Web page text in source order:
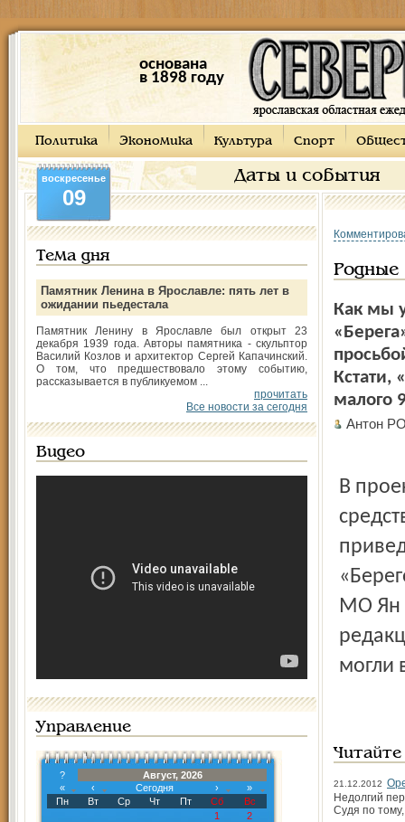
основана
в 1898 году
Политика Экономика Культура Спорт
Даты и события
воскресенье
09
Тема дня
Памятник Ленина в Ярославле: пять лет в
ожидании пьедестала
Памятник Ленину в Ярославле был открыт 23
декабря 1939 года. Авторы памятника - скульптор
Василий Козлов и архитектор Сергей Капачинский.
О том, что предшествовало этому событию,
рассказывается в публикуемом ...
прочитать
Все новости за сегодня
Видео
Управление
?
Август, 2026
«
‹ Сегодня ›
»
Пн
Вт Ср Чт Пт Сб
Вс
1
2
Родные
Как мы
Кстати,
малого
Антон
В
МО Ян
могли
21.12.2012
Недолгий
Судя по